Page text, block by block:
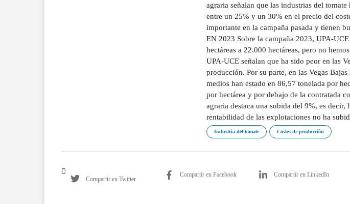
agraria señalan que las industrias del
entre un 25% y un 30% en el precio del
importante en la campaña pasada y tienen
EN 2023 Sobre la campaña 2023, UPA-
hectáreas a 22.000 hectáreas, pero no
UPA-UCE señalan que ha sido peor en las
producción. Por su parte, en las Vegas
medios han estado en 86,57 tonelada por
por hectárea y por debajo de la contratada
agraria destaca una subida del 9%, es
rentabilidad de las explotaciones no ha
Industria del tomate Costes de producción
Compartir en Twitter
Compartir en Facebook Compartir en LinkedIn